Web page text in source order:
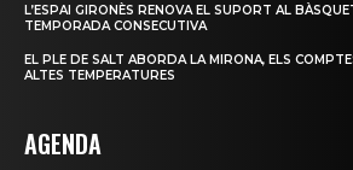
L’ESPAI GIRONÈS RENOVA EL SUPORT AL
TEMPORADA CONSECUTIVA
EL PLE DE SALT ABORDA LA MIRONA, ELS
ALTES TEMPERATURES
AGENDA